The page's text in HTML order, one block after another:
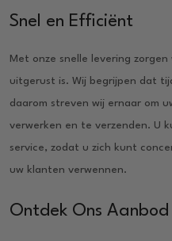
Snel en Efficiënt
Met onze snelle levering
uitgerust is. Wij begrijpen dat
daarom streven wij ernaar om
verwerken en te verzenden. U
service, zodat u zich kunt
uw klanten verwennen.
Ontdek Ons Aanbod